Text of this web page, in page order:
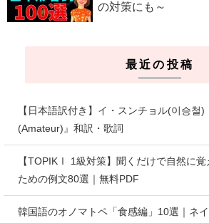
の対策にも～
最近の投稿
【日本語訳付き】イ・スンチョル(이승철)
(Amateur)』和訳・歌詞
【TOPIKⅠ 1級対策】聞くだけで自然に
ための例文80選｜無料PDF
韓国語のオノマトペ「食感編」10選｜ネ